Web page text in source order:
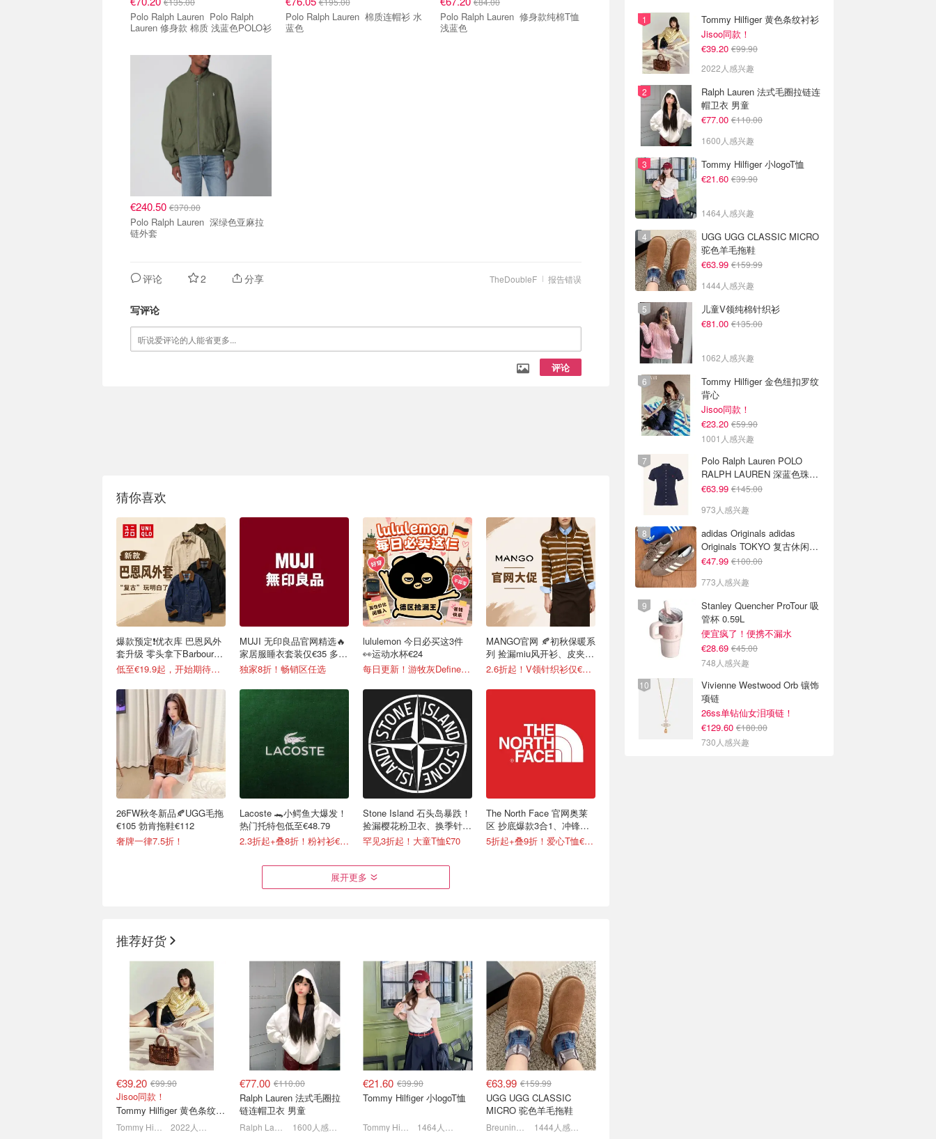
Polo Ralph Lauren Polo Ralph
Lauren 修身款 棉质 浅蓝色POLO衫
Polo Ralph Lauren 棉质连帽衫 水
蓝色
Polo Ralph Lauren 修身款纯棉T恤
浅蓝色
€240.50 €370.00
Polo Ralph Lauren 深绿色亚麻拉
链外套
报告错误
TheDoubleF
评论 2 分享
写评论
评论
猜你喜欢
爆款预定❗️优衣库 巴恩风外
套升级 零头拿下Barbour同
款复古腔
低至€19.9起，开始期待秋天
26FW秋冬新品🍂UGG毛拖
€105 勃肯拖鞋€112
奢牌一律7.5折！
MUJI 无印良品官网精选🔥
家居服睡衣套装仅€35 多色
可选
独家8折！畅销区任选
Lacoste 🐊小鳄鱼大爆发！
热门托特包低至€48.79
2.3折起+叠8折！粉衬衫€42.39
lululemon 今日必买这3件
👀运动水杯€24
每日更新！游牧灰Define补货！
Stone Island 石头岛暴跌！
捡漏樱花粉卫衣、换季针织
衫等
罕见3折起！大童T恤£70
MANGO官网 🍂初秋保暖系
列 捡漏miu风开衫、皮夹克
等
2.6折起！V领针织衫仅€5.99
The North Face 官网奥莱
区 抄底爆款3合1、冲锋
衣、羽绒等
5折起+叠9折！爱心T恤€13.5
COS 🍂秋季新款 博主上身
系列🌟跟着入不踩雷！
9折！速看上身效果👉
男友力Max穿搭💯 石头岛/
拉夫劳伦/Gucci
6.5折起+4.8折！
麦琴根打折村 清仓升级 抄
底小剪刀✂️、麦昆、YSL、
Barbour等
1.5折起+叠8折！🥐可颂包€44.79
24S 私促起飞了
Celine/Moncler/Max Mara
都在
全场4折！Box包直降€3700+
展开更多
推荐好货
€39.20 €99.90
Jisoo同款！
Tommy Hilfiger 黄色条纹衬衫
€77.00 €110.00
Ralph Lauren 法式毛圈拉
链连帽卫衣 男童
1600人感兴趣
€21.60 €39.90
Tommy Hilfiger 小logoT恤
€63.99 €159.99
UGG UGG CLASSIC
MICRO 驼色羊毛拖鞋
1444人感兴趣
Tommy Hilfiger 黄色条纹衬衫
Jisoo同款！
€39.20 €99.90
2022人感兴趣
Ralph Lauren 法式毛圈拉链连
帽卫衣 男童
€77.00 €110.00
1600人感兴趣
Tommy Hilfiger 小logoT恤
€21.60 €39.90
1464人感兴趣
UGG UGG CLASSIC MICRO
驼色羊毛拖鞋
€63.99 €159.99
1444人感兴趣
儿童V领纯棉针织衫
€81.00 €135.00
1062人感兴趣
Tommy Hilfiger 金色纽扣罗纹
背心
Jisoo同款！
€23.20 €59.90
1001人感兴趣
Polo Ralph Lauren POLO
RALPH LAUREN 深蓝色珠地
布 Polo衫
€63.99 €145.00
973人感兴趣
adidas Originals adidas
Originals TOKYO 复古休闲鞋
深棕色
€47.99 €100.00
773人感兴趣
Stanley Quencher ProTour 吸
管杯 0.59L
便宜疯了！便携不漏水
€28.69 €45.00
748人感兴趣
Vivienne Westwood Orb 镶饰
项链
26ss单钻仙女泪项链！
€129.60 €180.00
730人感兴趣